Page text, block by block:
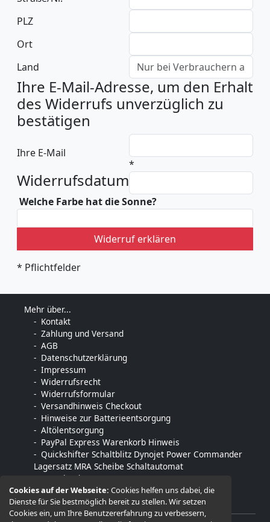
Cookies auf der Webseite:Cookies helfen uns dabei, die
Dienste für Sie bestmöglich bereit zu stellen. Wir setzen
Cookies ein, um Ihre Benutzererfahrung zu verbessern,
PLZ
Ort
Land
Ihre E-Mail-Adresse, um den Erhalt
des Widerrufs unverzüglich zu
bestätigen
Ihre E-Mail
*
Widerrufsdatum
Welche Farbe hat die Sonne?
Widerruf erklären
* Pflichtfelder
Mehr über...
Kontakt
Zahlung und Versand
AGB
Datenschutzerklärung
Impressum
Widerrufsrecht
Widerrufsformular
Versandhinweis Checkout
Hinweise zur Batterieentsorgung
Altölentsorgung
PayPal Express Warenkorb Hinweis
Quickshifter Schaltblitz Dynojet Power Commander
Lagersatz MRA Scheibe Schaltautomat
Downloads